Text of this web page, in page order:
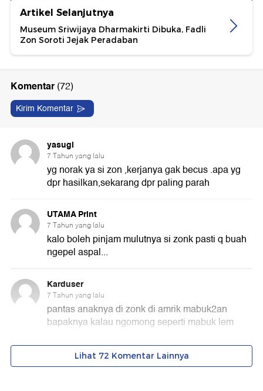
Artikel Selanjutnya
Museum Sriwijaya Dharmakirti Dibuka, Fadli
Zon Soroti Jejak Peradaban